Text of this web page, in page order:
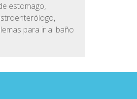
estomago,
,
para ir al baño